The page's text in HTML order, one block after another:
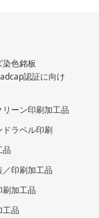
染色銘板
認証に向け
リーン印刷加工品
ドラベル印刷
品
印刷加工品
加工品
工品